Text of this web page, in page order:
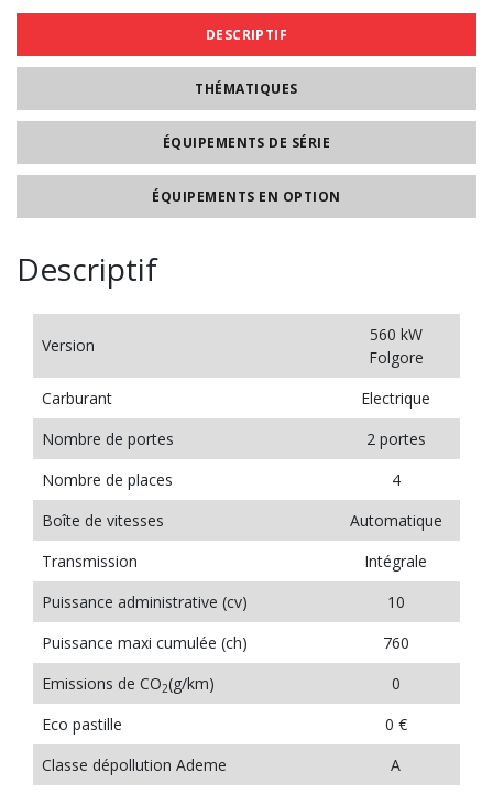
DESCRIPTIF
THÉMATIQUES
ÉQUIPEMENTS DE SÉRIE
ÉQUIPEMENTS EN OPTION
Descriptif
Version
560 kW
Folgore
Carburant
Electrique
Nombre de portes
2 portes
Nombre de places
4
Boîte de vitesses
Automatique
Transmission
Intégrale
Puissance administrative (cv)
10
Puissance maxi cumulée (ch)
760
Emissions de CO2(g/km)
0
Eco pastille
0 €
Classe dépollution Ademe
A